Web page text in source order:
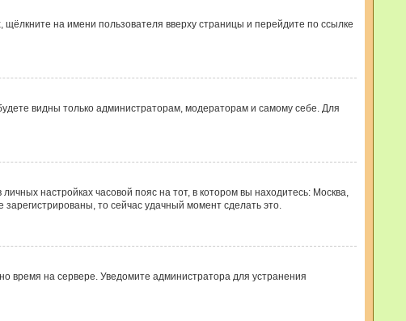
на имени пользователя вверху страницы и перейдите по ссылке
видны только администраторам, модераторам и самому себе. Для
настройках часовой пояс на тот, в котором вы находитесь: Москва,
зарегистрированы, то сейчас удачный момент сделать это.
время на сервере. Уведомите администратора для устранения